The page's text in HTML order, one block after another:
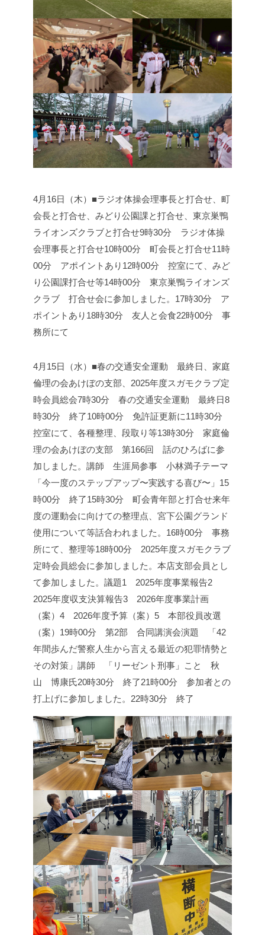
4月16日（木）■ラジオ体操会理事長と打合せ、町
会長と打合せ、みどり公園課と打合せ、東京巣鴨
ライオンズクラブと打合せ9時30分 ラジオ体操
会理事長と打合せ10時00分 町会長と打合せ11時
00分 アポイントあり 12時00分 控室にて、みど
り公園課打合せ等14時00分 東京巣鴨ライオンズ
クラブ 打合せ会に参加しました。 17時30分 ア
ポイントあり 18時30分 友人と会食22時00分 事
務所にて
4月15日（水）■春の交通安全運動 最終日、家庭
倫理の会あけぼの支部、2025年度スガモクラブ定
時会員総会7時30分 春の交通安全運動 最終日8
時30分 終了10時00分 免許証更新に11時30分
控室にて、各種整理、段取り等13時30分 家庭倫
理の会あけぼの支部 第166回 話のひろばに参
加しました。 講師 生涯局参事 小林満子テーマ
「今一度のステップアップ〜実践する喜び〜」 15
時00分 終了15時30分 町会青年部と打合せ来年
度の運動会に向けての整理点、宮下公園グランド
使用について等話合われました。 16時00分 事務
所にて、整理等18時00分 2025年度スガモクラブ
定時会員総会に参加しました。 本店支部会員とし
て参加しました。 議題1 2025年度事業報告2
2025年度収支決算報告3 2026年度事業計画
（案） 4 2026年度予算（案） 5 本部役員改選
（案） 19時00分 第2部 合同講演会演題 「42
年間歩んだ警察人生から言える最近の犯罪情勢と
その対策」 講師 「リーゼント刑事」こと 秋
山 博康氏20時30分 終了21時00分 参加者との
打上げに参加しました。 22時30分 終了